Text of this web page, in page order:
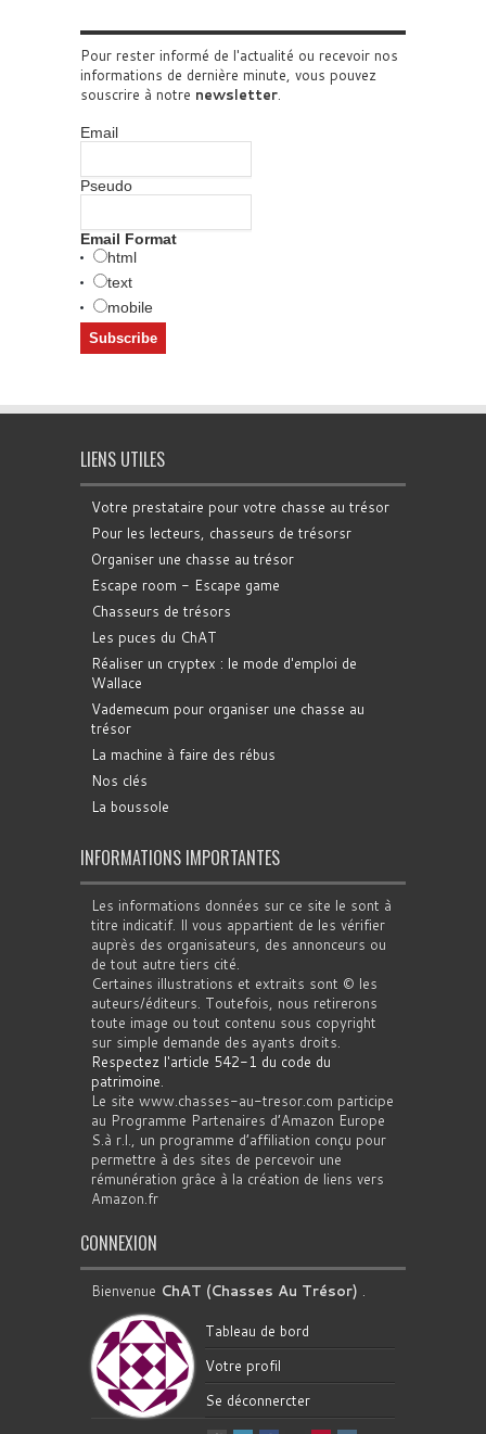
Pour rester informé de l'actualité ou recevoir nos
informations de dernière minute, vous pouvez
souscrire à notre newsletter.
Email
Pseudo
Email Format
html
text
mobile
LIENS UTILES
Votre prestataire pour votre chasse au trésor
Pour les lecteurs, chasseurs de trésorsr
Organiser une chasse au trésor
Escape room - Escape game
Chasseurs de trésors
Les puces du ChAT
Réaliser un cryptex : le mode d'emploi de
Wallace
Vademecum pour organiser une chasse au
trésor
La machine à faire des rébus
Nos clés
La boussole
INFORMATIONS IMPORTANTES
Les informations données sur ce site le sont à
titre indicatif. Il vous appartient de les vérifier
auprès des organisateurs, des annonceurs ou
de tout autre tiers cité.
Certaines illustrations et extraits sont © les
auteurs/éditeurs. Toutefois, nous retirerons
toute image ou tout contenu sous copyright
sur simple demande des ayants droits.
Respectez l'article 542-1 du code du
patrimoine.
Le site www.chasses-au-tresor.com participe
au Programme Partenaires d’Amazon Europe
S.à r.l., un programme d’affiliation conçu pour
permettre à des sites de percevoir une
rémunération grâce à la création de liens vers
Amazon.fr
CONNEXION
Bienvenue ChAT (Chasses Au Trésor) .
Tableau de bord
Votre profil
Se déconnercter